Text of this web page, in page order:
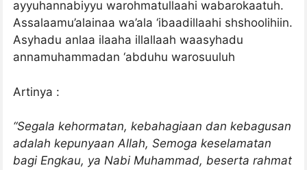
ayyuhannabiyyu warohmatullaahi wabarokaatuh.
Assalaamu’alainaa wa’ala ‘ibaadillaahi shshoolihiin.
Asyhadu anlaa ilaaha illallaah waasyhadu
annamuhammadan ‘abduhu warosuuluh
Artinya :
“Segala kehormatan, kebahagiaan dan kebagusan
adalah kepunyaan Allah, Semoga keselamatan
bagi Engkau, ya Nabi Muhammad, beserta rahmat